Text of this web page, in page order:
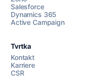
Salesforce
Dynamics 365
Active Campaign
Tvrtka
Kontakt
Karriere
CSR